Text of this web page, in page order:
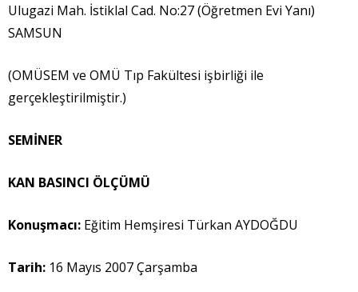
Ulugazi Mah. İstiklal Cad. No:27 (Öğretmen Evi Yanı)
SAMSUN
(OMÜSEM ve OMÜ Tıp Fakültesi işbirliği ile
gerçekleştirilmiştir.)
SEMİNER
KAN BASINCI ÖLÇÜMÜ
Konuşmacı: Eğitim Hemşiresi Türkan AYDOĞDU
Tarih: 16 Mayıs 2007 Çarşamba